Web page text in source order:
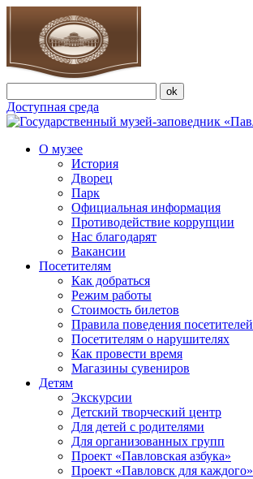
Доступная среда
О музее
История
Дворец
Парк
Официальная информация
Противодействие коррупции
Нас благодарят
Вакансии
Посетителям
Как добраться
Режим работы
Стоимость билетов
Правила поведения посетителей
Посетителям о нарушителях
Как провести время
Магазины сувениров
Детям
Экскурсии
Детский творческий центр
Для детей с родителями
Для организованных групп
Проект «Павловская азбука»
Проект «Павловск для каждого»